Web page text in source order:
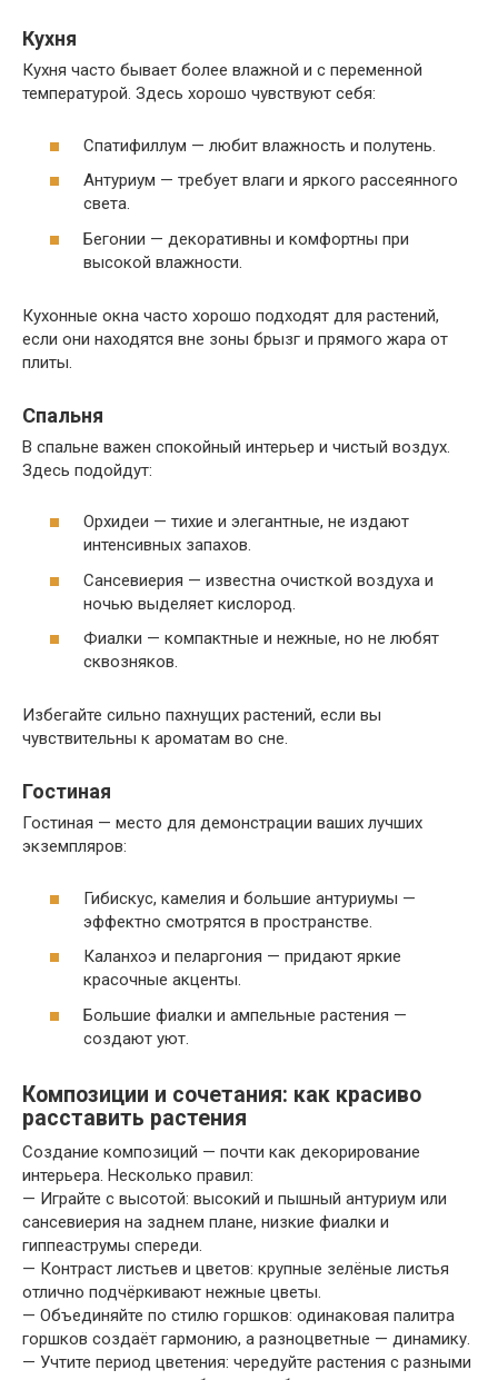
Кухня
Кухня часто бывает более влажной и с переменной
температурой. Здесь хорошо чувствуют себя:
Спатифиллум — любит влажность и полутень.
Антуриум — требует влаги и яркого рассеянного
света.
Бегонии — декоративны и комфортны при
высокой влажности.
Кухонные окна часто хорошо подходят для растений,
если они находятся вне зоны брызг и прямого жара от
плиты.
Спальня
В спальне важен спокойный интерьер и чистый воздух.
Здесь подойдут:
Орхидеи — тихие и элегантные, не издают
интенсивных запахов.
Сансевиерия — известна очисткой воздуха и
ночью выделяет кислород.
Фиалки — компактные и нежные, но не любят
сквозняков.
Избегайте сильно пахнущих растений, если вы
чувствительны к ароматам во сне.
Гостиная
Гостиная — место для демонстрации ваших лучших
экземпляров:
Гибискус, камелия и большие антуриумы —
эффектно смотрятся в пространстве.
Каланхоэ и пеларгония — придают яркие
красочные акценты.
Большие фиалки и ампельные растения —
создают уют.
Композиции и сочетания: как красиво
расставить растения
Создание композиций — почти как декорирование
интерьера. Несколько правил:
— Играйте с высотой: высокий и пышный антуриум или
сансевиерия на заднем плане, низкие фиалки и
гиппеаструмы спереди.
— Контраст листьев и цветов: крупные зелёные листья
отлично подчёркивают нежные цветы.
— Объединяйте по стилю горшков: одинаковая палитра
горшков создаёт гармонию, а разноцветные — динамику.
— Учтите период цветения: чередуйте растения с разными